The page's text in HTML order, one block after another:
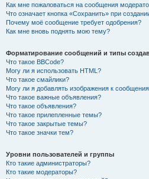
Как мне пожаловаться на сообщения
Что означает кнопка «Сохранить» при
Почему моё сообщение требует одобрения?
Как мне вновь поднять мою тему?
Форматирование сообщений и типы
Что такое BBCode?
Могу ли я использовать HTML?
Что такое смайлики?
Могу ли я добавлять изображения к
Что такое важные объявления?
Что такое объявления?
Что такое прилепленные темы?
Что такое закрытые темы?
Что такое значки тем?
Уровни пользователей и группы
Кто такие администраторы?
Кто такие модераторы?